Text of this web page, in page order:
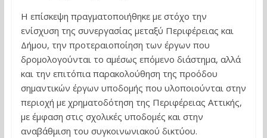
Η επίσκεψη πραγματοποιήθηκε με στόχο την
ενίσχυση της συνεργασίας μεταξύ Περιφέρειας και
Δήμου, την προτεραιοποίηση των έργων που
δρομολογούνται το αμέσως επόμενο διάστημα, αλλά
και την επιτόπια παρακολούθηση της προόδου
σημαντικών έργων υποδομής που υλοποιούνται στην
περιοχή με χρηματοδότηση της Περιφέρειας Αττικής,
με έμφαση στις σχολικές υποδομές και στην
αναβάθμιση του συγκοινωνιακού δικτύου.